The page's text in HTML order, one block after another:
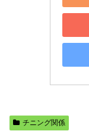
チニング関係